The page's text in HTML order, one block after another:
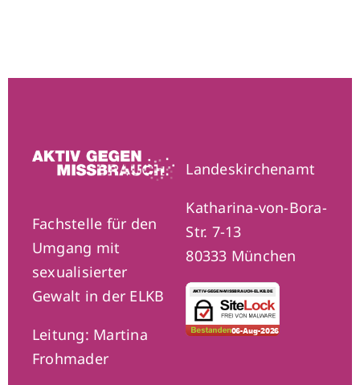
Fachstelle für den
Umgang mit
sexualisierter
Gewalt in der ELKB
Leitung: Martina
Frohmader
Landeskirchenamt
Katharina-von-Bora-
Str. 7-13
80333 München